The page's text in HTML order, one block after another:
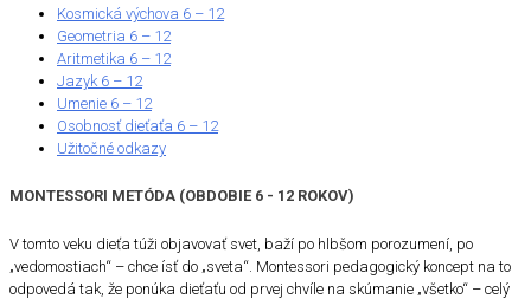
Kosmická výchova 6 – 12
Geometria 6 – 12
Aritmetika 6 – 12
Jazyk 6 – 12
Umenie 6 – 12
Osobnosť dieťaťa 6 – 12
Užitočné odkazy
MONTESSORI METÓDA (OBDOBIE 6 - 12 ROKOV)
V tomto veku dieťa túži objavovať svet, baží po hlbšom porozumení, po
„vedomostiach“ – chce ísť do „sveta“. Montessori pedagogický koncept na to
odpovedá tak, že ponúka dieťaťu od prvej chvíle na skúmanie „všetko“ – celý